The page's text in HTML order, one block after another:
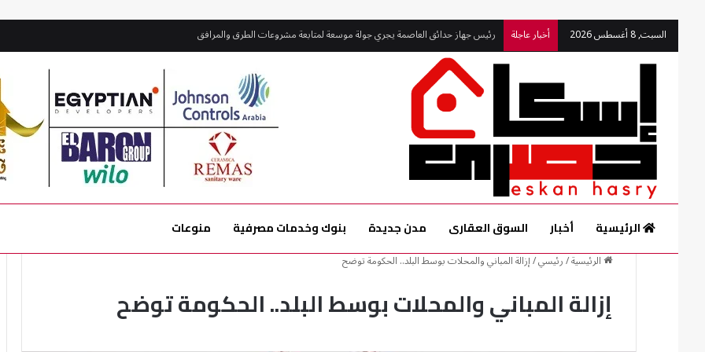
السبت, 8 أغسطس 2026 أخبار عاجلة رئيس جهاز حدائق العاصمة يجري جولة موسعة لمتابعة مشروعات الطرق والمرافق
الرئيسية أخبار السوق العقارى مدن جديدة بنوك وخدمات مصرفية منوعات
الرئيسية/رئيسي/إزالة المباني والمحلات بوسط البلد.. الحكومة توضح
إزالة المباني والمحلات بوسط البلد.. الحكومة توضح